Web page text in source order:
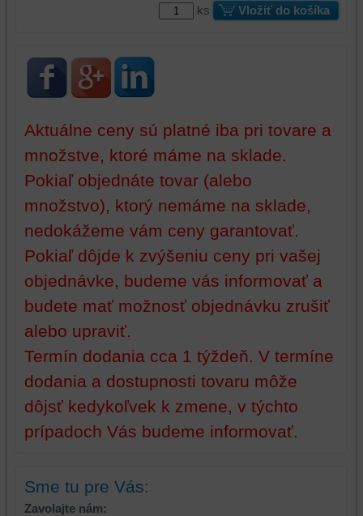
ks Vložiť do košíka
Aktuálne ceny sú platné iba pri tovare a
množstve, ktoré máme na sklade.
Pokiaľ objednáte tovar (alebo
množstvo), ktorý nemáme na sklade,
nedokážeme vám ceny garantovať.
Pokiaľ dôjde k zvýšeniu ceny pri vašej
objednávke, budeme vás informovať a
budete mať možnosť objednávku zrušiť
alebo upraviť.
Termín dodania cca 1 týždeň. V termíne
dodania a dostupnosti tovaru môže
dôjsť kedykoľvek k zmene, v týchto
prípadoch Vás budeme informovať.
Sme tu pre Vás:
Zavolajte nám:
a
zabezpečenia.
niektoré
z
vašich
bez
aby
ste
používateľský
účet
alebo
prihlásenia,
používať
skripty
a/alebo
zdroje
tretích
widgety
atď.